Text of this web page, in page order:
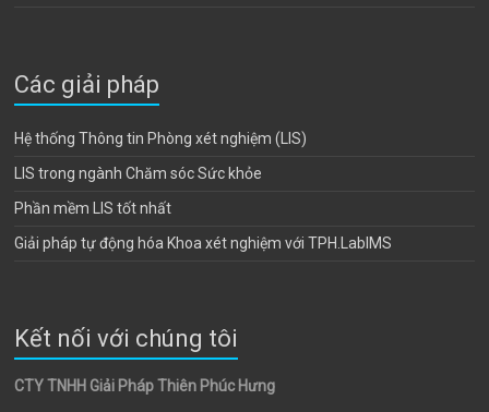
Các giải pháp
Hệ thống Thông tin Phòng xét nghiệm (LIS)
LIS trong ngành Chăm sóc Sức khỏe
Phần mềm LIS tốt nhất
Giải pháp tự động hóa Khoa xét nghiệm với TPH.LabIMS
Kết nối với chúng tôi
CTY TNHH Giải Pháp Thiên Phúc Hưng